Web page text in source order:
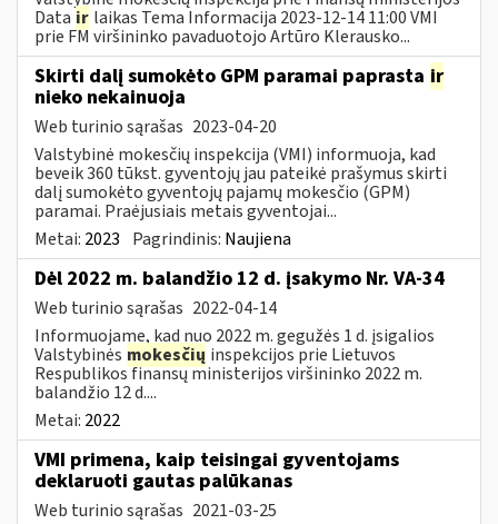
Data ir laikas Tema Informacija 2023-12-14 11:00 VMI
prie FM viršininko pavaduotojo Artūro Klerausko...
Skirti dalį sumokėto GPM paramai paprasta ir
nieko nekainuoja
Web turinio sąrašas 2023-04-20
Valstybinė mokesčių inspekcija (VMI) informuoja, kad
beveik 360 tūkst. gyventojų jau pateikė prašymus skirti
dalį sumokėto gyventojų pajamų mokesčio (GPM)
paramai. Praėjusiais metais gyventojai...
Metai: 2023 Pagrindinis: Naujiena
Dėl 2022 m. balandžio 12 d. įsakymo Nr. VA-34
Web turinio sąrašas 2022-04-14
Informuojame, kad nuo 2022 m. gegužės 1 d. įsigalios
Valstybinės mokesčių inspekcijos prie Lietuvos
Respublikos finansų ministerijos viršininko 2022 m.
balandžio 12 d....
Metai: 2022
VMI primena, kaip teisingai gyventojams
deklaruoti gautas palūkanas
Web turinio sąrašas 2021-03-25